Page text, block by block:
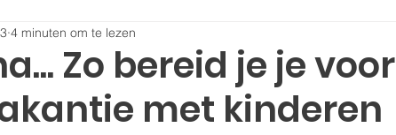
Zo bereid je je voor
met kinderen
4 minuten om te lezen